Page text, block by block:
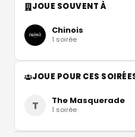
JOUE SOUVENT À
Chinois
1 soirée
JOUE POUR CES
T The Masquerade
1 soirée